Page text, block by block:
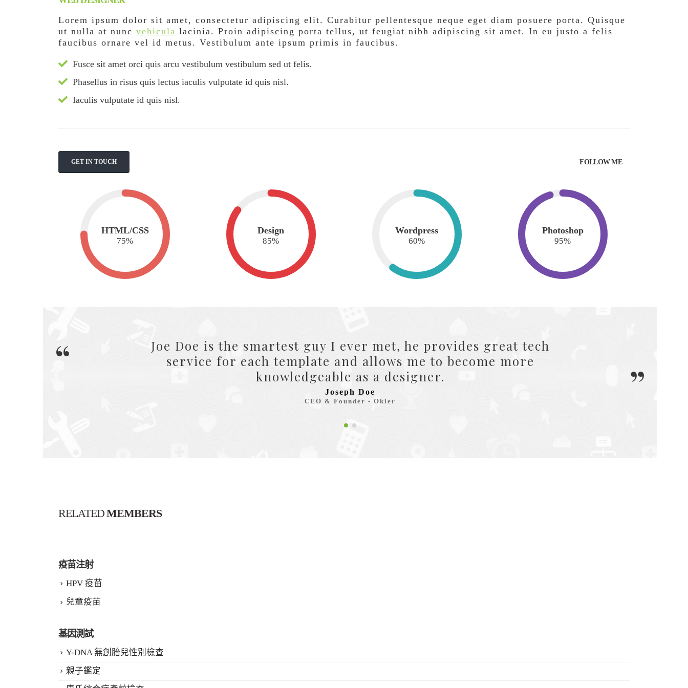
Lorem ipsum dolor sit amet, consectetur adipiscing elit. Curabitur pellentesque neque eget diam posuere porta. Quisque
ut nulla at nunc vehicula lacinia. Proin adipiscing porta tellus, ut feugiat nibh adipiscing sit amet. In eu justo a felis
faucibus ornare vel id metus. Vestibulum ante ipsum primis in faucibus.
Fusce sit amet orci quis arcu vestibulum vestibulum sed ut felis.
Phasellus in risus quis lectus iaculis vulputate id quis nisl.
Iaculis vulputate id quis nisl.
GET IN TOUCH FOLLOW ME
HTML/CSS
75%
Design
85%
Wordpress
60%
Photoshop
95%
He provides great tech service for each template and allows me to
become more knowledgeable as a designer.
Mark Doe
RELATEDMEMBERS
疫苗注射
HPV 疫苗
兒童疫苗
基因測試
Y-DNA 無創胎兒性別檢查
親子鑑定